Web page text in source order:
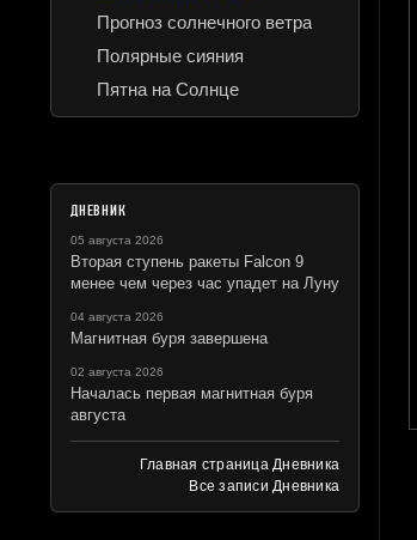
Прогноз солнечного ветра
Полярные сияния
Пятна на Солнце
ДНЕВНИК
05 августа 2026
Вторая ступень ракеты Falcon 9
менее чем через час упадет на Луну
04 августа 2026
Магнитная буря завершена
02 августа 2026
Началась первая магнитная буря
августа
Главная страница Дневника
Все записи Дневника